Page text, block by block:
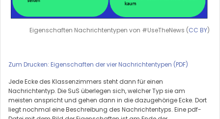
Eigenschaften Nachrichtentypen von #UseTheNews (CC BY)
Zum Drucken: Eigenschaften der vier Nachrichtentypen (PDF)
Jede Ecke des Klassenzimmers steht dann für einen
Nachrichtentyp. Die SuS überlegen sich, welcher Typ sie am
meisten anspricht und gehen dann in die dazugehörige Ecke. Dort
liegt nochmal eine Beschreibung des Nachrichtentyps. Eine pdf-